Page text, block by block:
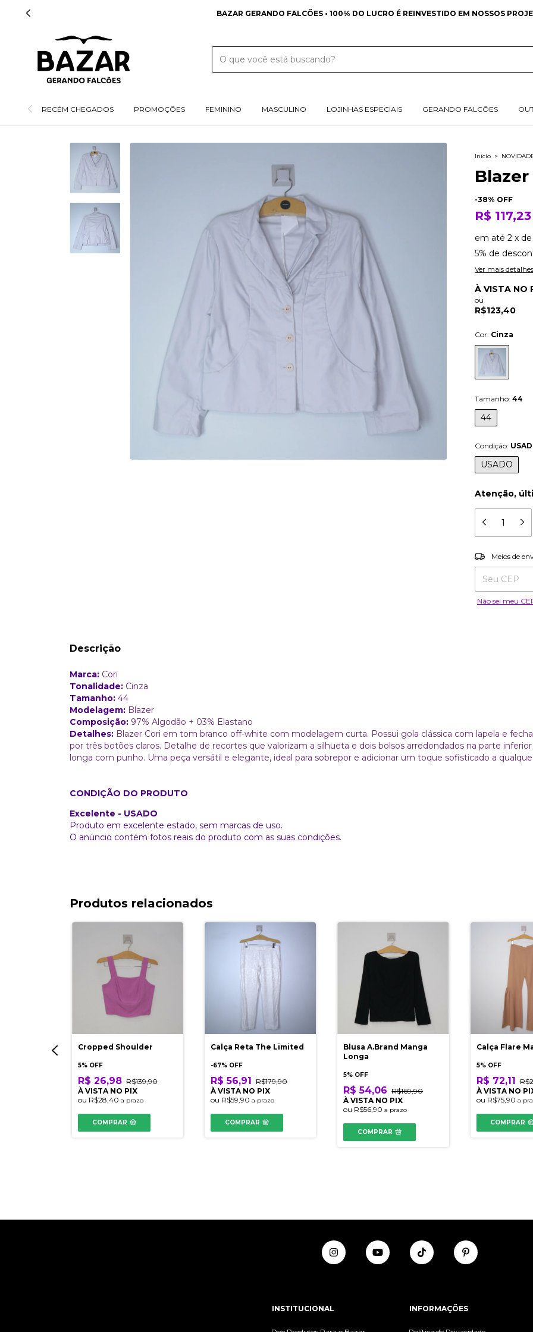
É REINVESTIDO EM NOSSOS PROJETOS SOCIAIS
RECÉM CHEGADOS PROMOÇÕES FEMININO MASCULINO LOJINHAS ESPECIAIS GERANDO FALCÕES
Início >
Blazer
-38% OFF
R$ 117,23
em até 2 x de
5% de
Ver mais detalhes
À VISTA NO
ou
R$123,40
Cor: Cinza
Tamanho: 44
44
Condição:
USADO
Atenção,
Entregas para o
Meios de
Não sei meu
Descrição
Marca: Cori
Tonalidade: Cinza
Tamanho: 44
Modelagem: Blazer
Composição: 97% Algodão + 03% Elastano
Detalhes: Blazer Cori em tom branco off-white com modelagem curta. Possui gola clássica com lapela e
por três botões claros. Detalhe de recortes que valorizam a silhueta e dois bolsos arredondados na parte
longa com punho. Uma peça versátil e elegante, ideal para sobrepor e adicionar um toque sofisticado a
CONDIÇÃO DO PRODUTO
Excelente - USADO
Produto em excelente estado, sem marcas de uso.
O anúncio contém fotos reais do produto com as suas condições.
Produtos relacionados
Cropped Shoulder
5% OFF
R$ 26,98 R$139,90
À VISTA NO PIX
ou R$28,40 a prazo
COMPRAR
Calça Reta The Limited
-67% OFF
R$ 56,91 R$179,90
À VISTA NO PIX
ou R$59,90a prazo
COMPRAR
Blusa A.Brand Manga
Longa
5% OFF
R$ 54,06 R$169,90
À VISTA NO PIX
ou R$56,90a prazo
COMPRAR
Calça Flare
5% OFF
R$ 72,11
À VISTA NO
ou R$75,90 a
COMPRAR
INSTITUCIONAL INFORMAÇÕES